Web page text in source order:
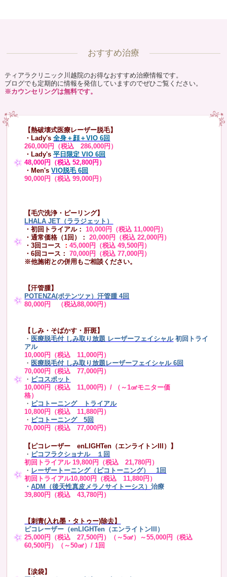
おすすめ治療
ティアラクリニック川越院のお得なおすすめ治療情報です。
ブログでも定期的に情報を発信していますのでぜひご覧ください。
※カウンセリングは無料です。
【熱破壊式医療レーザー脱毛】
・Lady's 全身＋顔＋VIO 6回
260,000円（税込 286,000円）
・Lady's平日限定 VIO 6回
48,000円（税込 52,800円）
・Men's VIO脱毛 6回
90,000円（税込 99,000円）
【毛穴洗浄・ピーリング】
LHALA JET（ララジェット）
・初回トライアル：10,000円（税込 11,000円）
・通常価格（1回）：
20,000円（税込 22,000円）
・3回コース ：45,000円（税込 49,500円）
・6回コース：
70,000円（税込 77,000円）
※他施術との併用もご相談ください。
【汗管腫】
POTENZA(ポテンツァ）汗管腫 4回
80,000円 （税込88,000円）
【しみ・そばかす・肝斑】
・ 医療脱毛付 しみ取り放題 レーザーフェイシャル 初回トライ
アル
10,000円（税込 11,000円）
・ 医療脱毛付 しみ取り放題レーザーフェイシャル 6回
70,000円（税込 77,000円）
・ ピコスポット
10,000円（税込 11,000円）/ （～1㎠モニター価
格）
・ ピコトーニング トライアル
10,800円（税込 11,880円）
・ ピコトーニング 5回
70,000円（税込 77,000円）
【ピコレーザー enLIGHTen（エンライトンIII）】
・ ピコフラクショナル １回
初回トライアル 19,800円（税込 21,780円）
・ レーザートーニング（ピコトーニング） 1回
初回トライアル10,800円（税込 11,880円）
・ADM（後天性真皮メラノサイトーシス）治療
39,800円（税込 43,780円）
【刺青(入れ墨・タトゥー)除去】
ピコレーザー（enLIGHTen（エンライトンIII）
25,000円（税込 27,500円）（～5㎠）～55,000円（税込
60,500円）（～50㎠）/ 1回
【涙袋】